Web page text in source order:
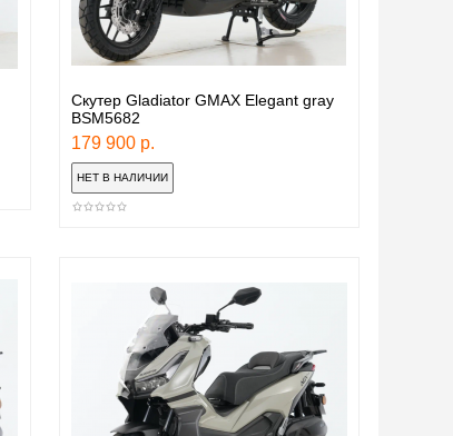
Скутер Gladiator GMAX Elegant gray
BSM5682
179 900 р.